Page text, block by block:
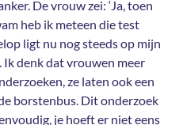
De vrouw zei: ‘Ja, toen
heb ik meteen die test
ligt nu nog steeds op mijn
Ik denk dat vrouwen meer
ze laten ook een
borstenbus. Dit onderzoek
je hoeft er niet eens